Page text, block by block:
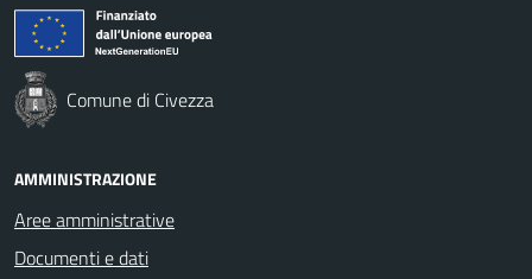
Comune di Civezza
AMMINISTRAZIONE
Aree amministrative
Documenti e dati